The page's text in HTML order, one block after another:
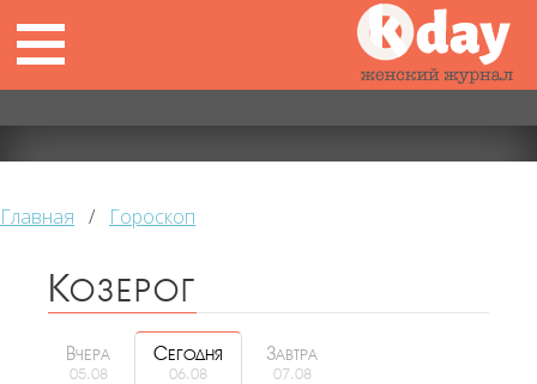
Главная / Гороскоп
Козерог
Вчера
05.08
Сегодня
06.08
Завтра
07.08